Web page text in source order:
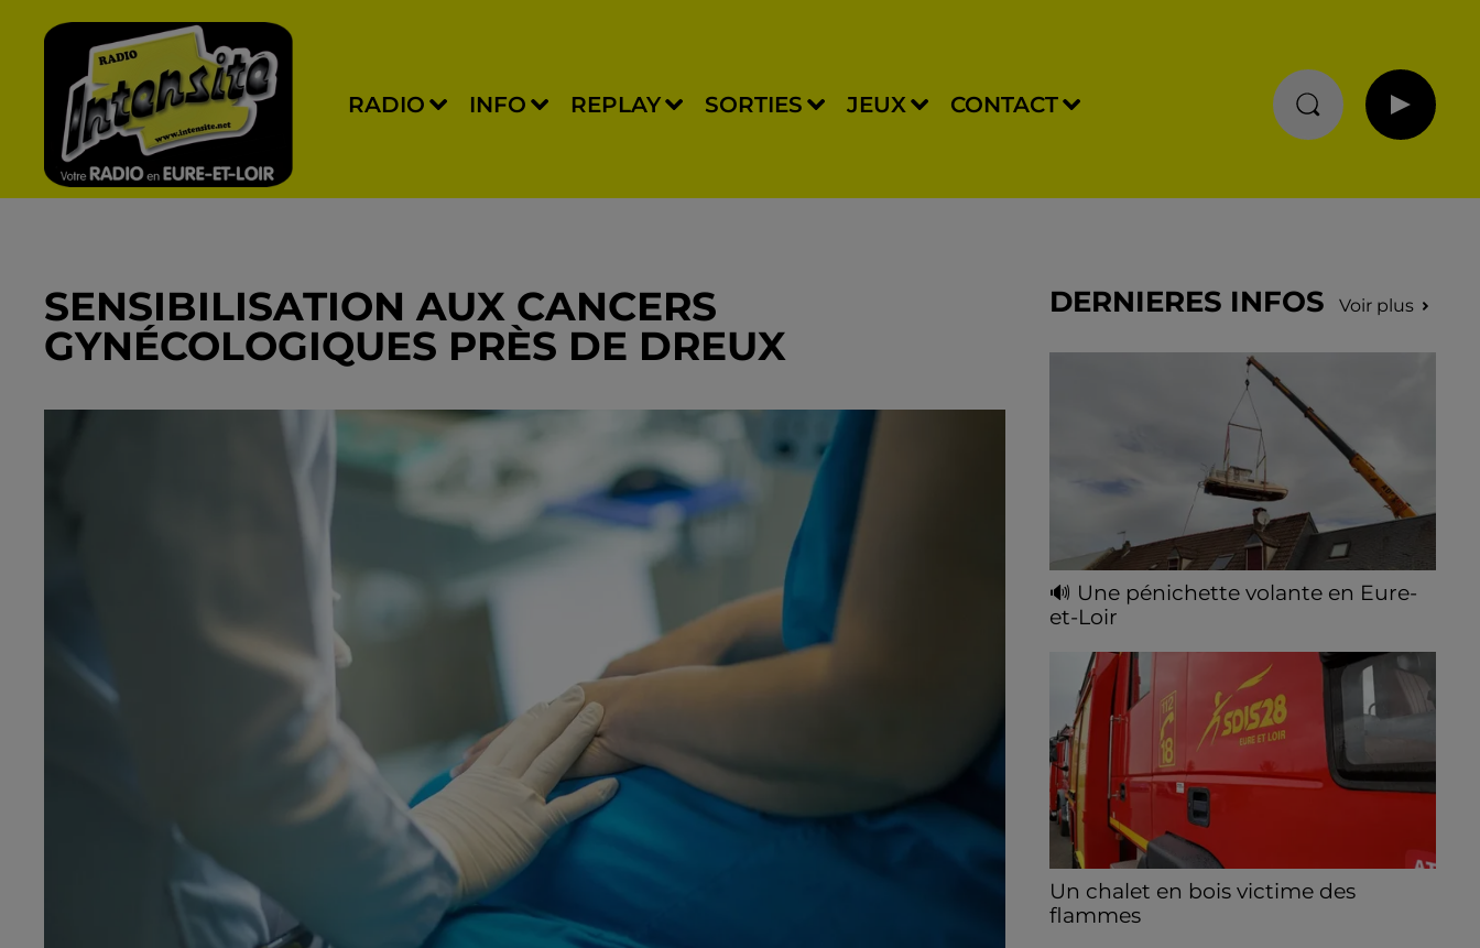
RADIO INFO REPLAY SORTIES JEUX CONTACT
SENSIBILISATION AUX CANCERS
GYNÉCOLOGIQUES PRÈS DE DREUX
DERNIERES INFOS Voir plus
🔊 Une pénichette volante en Eure-
et-Loir
ont pu observer un drôle d'oiseau, jeudi 06
août, en milieu de matinée. Une pénichette
non pas sur l'eau mais dans...
Un chalet en bois victime des
flammes